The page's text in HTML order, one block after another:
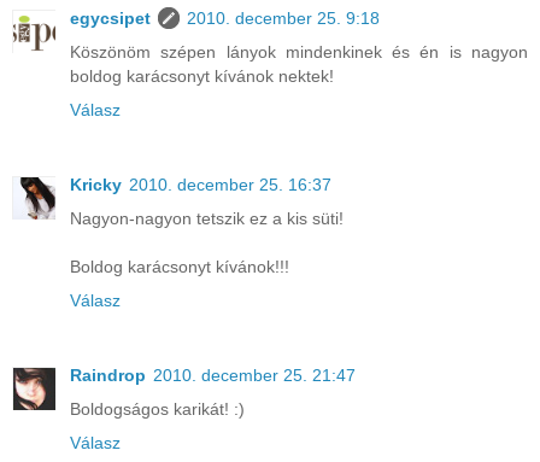
egycsipet
2010. december 25. 9:18
Köszönöm szépen lányok mindenkinek és én is nagyon
boldog karácsonyt kívánok nektek!
Válasz
Kricky 2010. december 25. 16:37
Nagyon-nagyon tetszik ez a kis süti!
Boldog karácsonyt kívánok!!!
Válasz
Raindrop 2010. december 25. 21:47
Boldogságos karikát! :)
Válasz